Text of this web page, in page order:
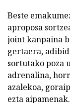
Beste
aproposa
joint kanpaina
gertaera,
sortutako poza
adrenalina,
azalekoa,
ezta